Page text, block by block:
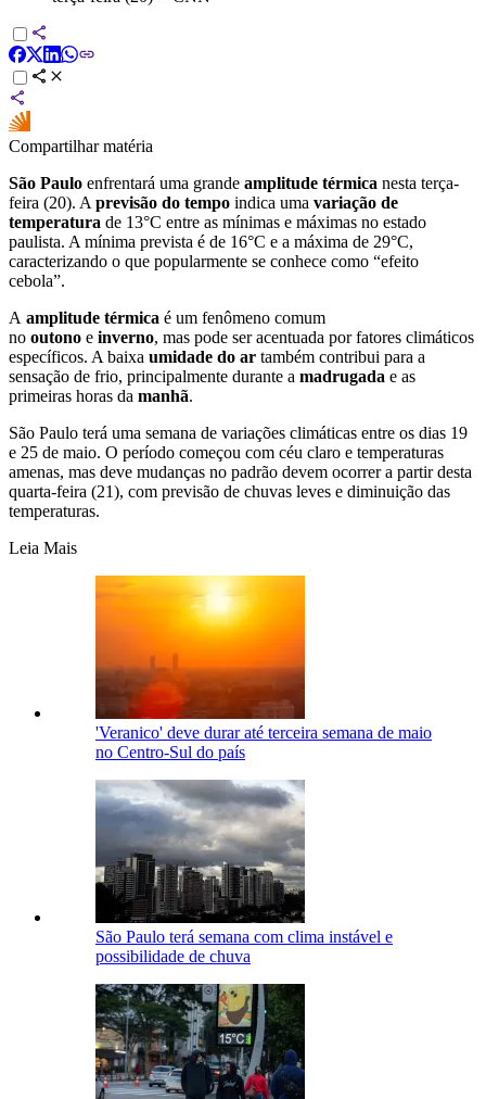
Compartilhar matéria
São Paulo enfrentará uma grande amplitude térmica nesta terça-
feira (20). A previsão do tempo indica uma variação de
temperatura de 13°C entre as mínimas e máximas no estado
paulista. A mínima prevista é de 16°C e a máxima de 29°C,
caracterizando o que popularmente se conhece como “efeito
cebola”.
A amplitude térmica é um fenômeno comum
no outono e inverno, mas pode ser acentuada por fatores climáticos
específicos. A baixa umidade do ar também contribui para a
sensação de frio, principalmente durante a madrugada e as
primeiras horas da manhã.
São Paulo terá uma semana de variações climáticas entre os dias 19
e 25 de maio. O período começou com céu claro e temperaturas
amenas, mas deve mudanças no padrão devem ocorrer a partir desta
quarta-feira (21), com previsão de chuvas leves e diminuição das
temperaturas.
Leia Mais
'Veranico' deve durar até terceira semana de maio
no Centro-Sul do país
São Paulo terá semana com clima instável e
possibilidade de chuva